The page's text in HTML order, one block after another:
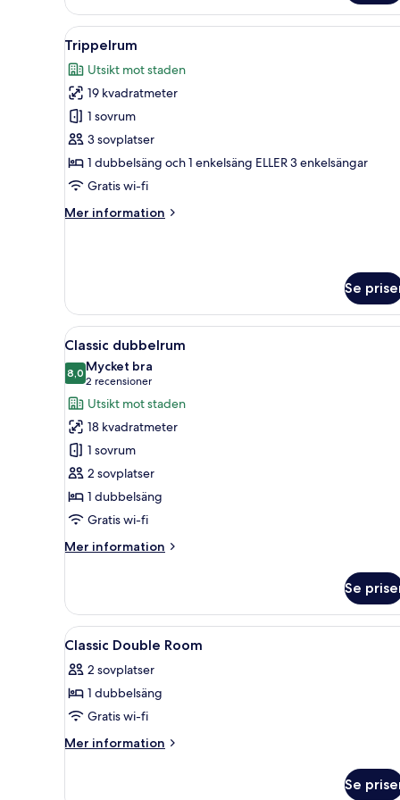
dubbelrum
eller
tvåbäddsrum
Öppna
alla
foton
för
Trippelrum
Ett hotellrum med två
5
Trippelrum
Utsikt mot staden
19 kvadratmeter
1 sovrum
3 sovplatser
1 dubbelsäng och 1 enkelsäng ELLER 3 enkelsängar
Gratis wi-fi
Mer information
Mer
Se
Öppna
alla
foton
för
Classic
dubbelrum
Ett hotellrum med en stor
5
Classic dubbelrum
8,08,0 av 10
Mycket bra
2 recensioner
(2 recensioner)
Utsikt mot staden
18 kvadratmeter
1 sovrum
2 sovplatser
1 dubbelsäng
Gratis wi-fi
Mer information
Mer
dubbelrum
Se
Öppna
alla
foton
för
Classic
Double
Ett sovrum med en säng,
5
Classic Double Room
2 sovplatser
1 dubbelsäng
Gratis wi-fi
Mer information
Mer
Se